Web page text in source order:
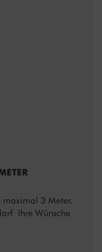
maximal 3 Meter.
Ihre Wünsche